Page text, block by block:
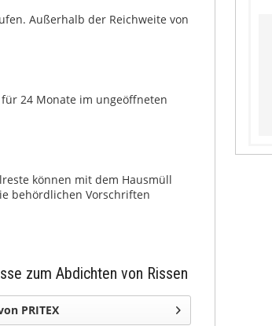
Außerhalb der Reichweite von
24 Monate im ungeöffneten
können mit dem Hausmüll
behördlichen Vorschriften
zum Abdichten von Rissen
PRITEX